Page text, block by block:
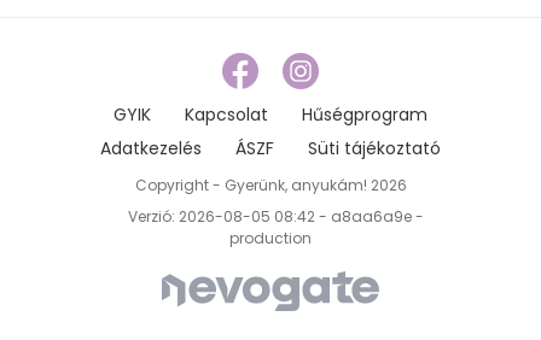
GYIK Kapcsolat
Hűségprogram
Adatkezelés
ÁSZF Süti tájékoztató
Copyright - Gyerünk, anyukám! 2026
Verzió: 2026-08-05 08:42 - a8aa6a9e -
production